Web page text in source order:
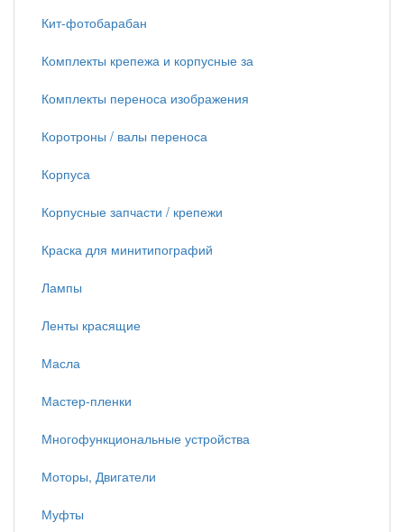
Кит-фотобарабан
Комплекты крепежа и корпусные за
Комплекты переноса изображения
Коротроны / валы переноса
Корпуса
Корпусные запчасти / крепежи
Краска для минитипографий
Лампы
Ленты красящие
Масла
Мастер-пленки
Многофункциональные устройства
Моторы, Двигатели
Муфты